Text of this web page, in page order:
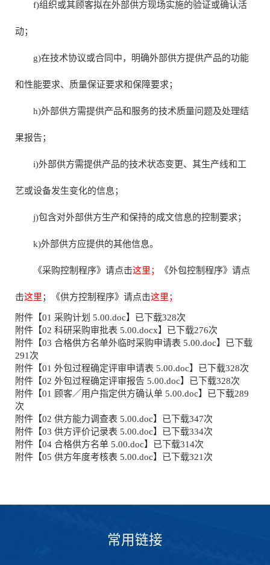
f)组织或其顾客拟在外部供方现场实施的验证或确认活
动；
g)在技术协议或合同中，明确外部供方提供产品的功能
和性能要求、质量保证要求和保障要求；
h)外部供方需提供产品和服务的技术质量问题及处理结
果报告；
i)外部供方需提供产品的技术状态变更、其生产线和工
艺或设备发生变化的信息；
j)包含对外部供方生产和保持的成文信息的控制要求；
k)外部供方应提供的其他信息。
《采购控制程序》请点击这里； 《外包控制程序》请点
击这里；《供方控制程序》请点击这里；
附件【01 采购计划 5.00.doc】已下载328次
附件【02 科研采购审批表 5.00.docx】已下载276次
附件【03 合格供方名单外临时采购申请表 5.00.doc】已下载
291次
附件【01 外包过程确定评审申请表 5.00.doc】已下载328次
附件【02 外包过程确定评审报告 5.00.doc】已下载328次
附件【01 顾客／用户指定供方确认单 5.00.doc】已下载289
次
附件【02 供方能力调查表 5.00.doc】已下载347次
附件【03 供方评价记录表 5.00.doc】已下载334次
附件【04 合格供方名单 5.00.doc】已下载314次
附件【05 供方年度考核表 5.00.doc】已下载321次
常用链接